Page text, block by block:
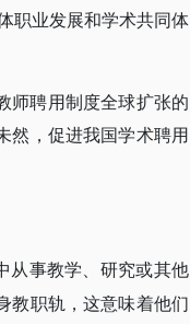
职业发展和学术共同体
师聘用制度全球扩张的
然，促进我国学术聘用
事教学、研究或其他
教职轨，这意味着他们